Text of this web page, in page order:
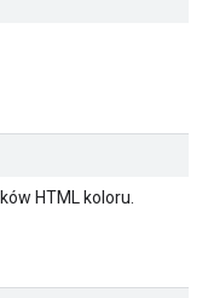
HTML koloru.